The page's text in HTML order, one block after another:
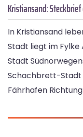
Kristiansand:
In Kristiansand
Stadt liegt im Fylke
Stadt
Schachbrett-Stadt
Fährhafen